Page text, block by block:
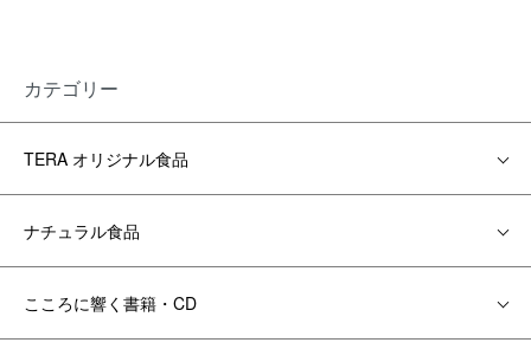
カテゴリー
TERA オリジナル食品
ナチュラル食品
こころに響く書籍・CD